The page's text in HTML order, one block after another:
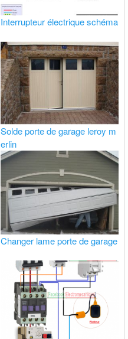
Interrupteur électrique schéma
Solde porte de garage leroy m
erlin
Changer lame porte de garage